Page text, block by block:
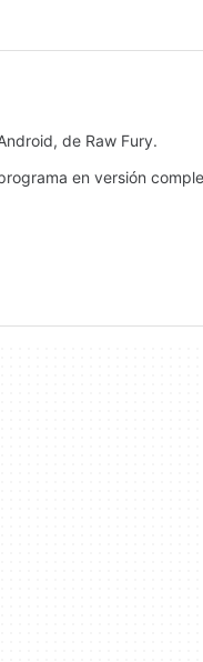
de Raw Fury.
en versión